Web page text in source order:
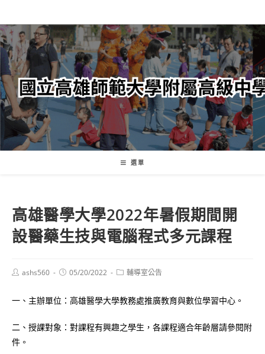
轉
至
主
內
容
選單
高雄醫學大學2022年暑假期間開
設醫藥生技與電腦程式多元課程
Postashs560
Post05/20/2022
Post輔導室公告
一、主辦單位：高雄醫學大學教務處推廣教育與數位學習中心。
二、授課對象：對課程有興趣之學生，各課程適合年齡層請參閱附
件。